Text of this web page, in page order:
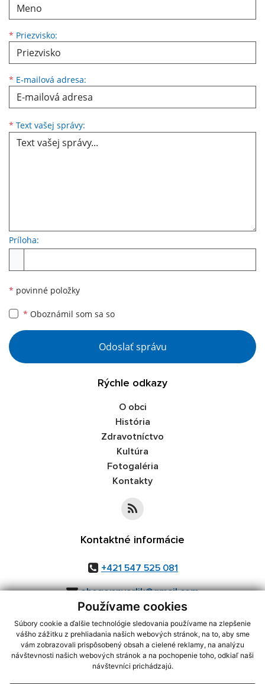
Používame cookies
Súbory cookie a ďalšie technológie sledovania používame na zlepšenie
vášho zážitku z prehliadania našich webových stránok, na to, aby sme
vám zobrazovali prispôsobený obsah a cielené reklamy, na analýzu
návštevnosti našich webových stránok a na pochopenie toho, odkiaľ naši
návštevníci prichádzajú.
* Priezvisko:
* E-mailová adresa:
* Text vašej správy:
Príloha:
* povinné položky
* Oboznámil som sa so
Odoslať správu
Rýchle odkazy
O obci
História
Zdravotníctvo
Kultúra
Fotogaléria
Kontakty
Kontaktné informácie
+421 547 525 081
obecvysnyorlik@gmail.com
využite možnosť získavania aktuálnych informácií s využitím RSS
CMS systém (redakčný) systém ECHELON 2,Mapa stránok,web portál
webex.digital, s.r.o.,domény,registrácia domény